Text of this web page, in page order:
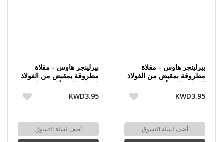
بيرلينجر هاوس - مقلاة
مطروقة بمقبض من الفولاذ
المقاوم للصدأ لون ذهبي
KWD3.95
أضف لسلة التسوق
بيرلينجر هاوس - مقلاة
مطروقة بمقبض من الفولاذ
المقاوم للصدأ لون نحاسي
KWD3.95
أضف لسلة التسوق